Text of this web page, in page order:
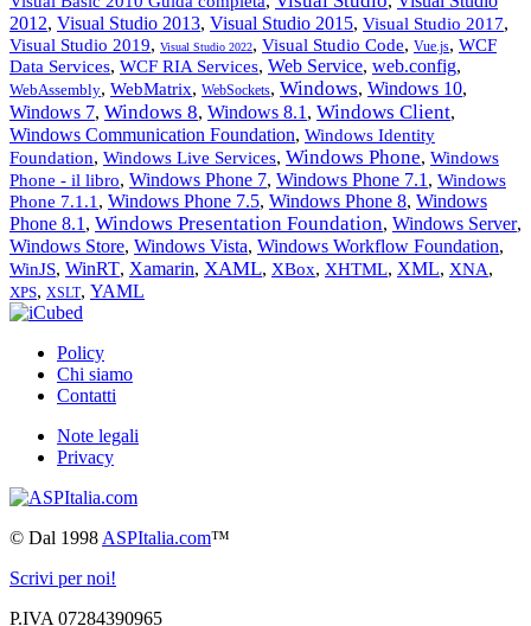
2012, Visual Studio 2013, Visual Studio 2015, Visual Studio 2017,
Visual Studio 2019, Visual Studio 2022, Visual Studio Code, Vue.js, WCF
Data Services, WCF RIA Services, Web Service, web.config,
WebAssembly, WebMatrix, WebSockets, Windows, Windows 10,
Windows 7, Windows 8, Windows 8.1 , Windows Client,
Windows Communication Foundation, Windows Identity
Foundation, Windows Live Services, Windows Phone, Windows
Phone - il libro, Windows Phone 7, Windows Phone 7.1 , Windows
Phone 7.1.1 , Windows Phone 7.5, Windows Phone 8, Windows
Phone 8.1 , Windows Presentation Foundation, Windows Server,
Windows Store, Windows Vista, Windows Workflow Foundation,
WinJS, WinRT, Xamarin, XAML, XBox, XHTML, XML, XNA,
XPS, XSLT, YAML
Policy
Chi siamo
Contatti
Note legali
Privacy
© Dal 1998 ASPItalia.com™
Scrivi per noi!
P.IVA 07284390965